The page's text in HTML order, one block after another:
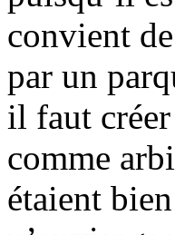
convient
par un
il faut
comme
étaient